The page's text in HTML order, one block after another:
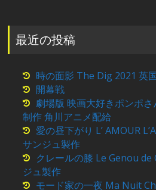
最近の投稿
時の面影 The Dig 2021 英
開幕戦
劇場版 映画大好きポンポさ
制作 角川アニメ配給
愛の昼下がり L’ AMOUR
サンジュ製作
クレールの膝 Le Genou
ジュ製作
モード家の一夜 Ma Nuit